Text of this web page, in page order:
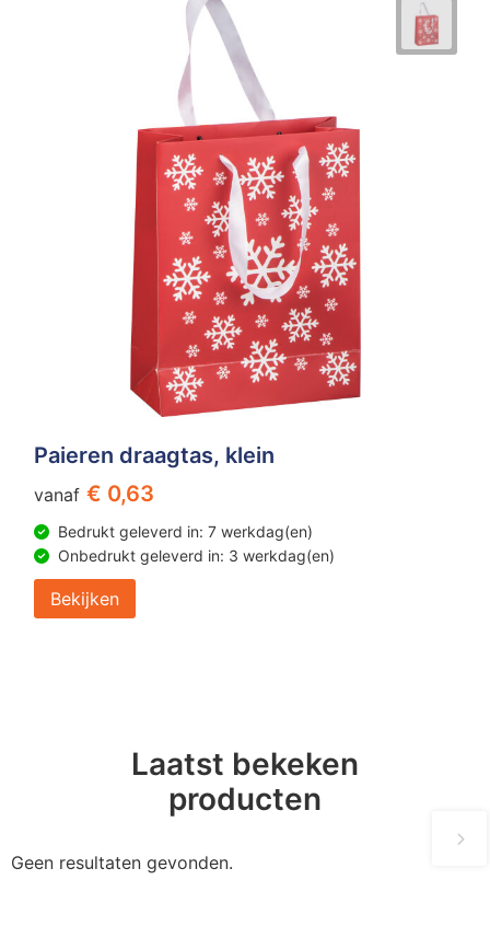
Paieren draagtas, klein
vanaf € 0,63
Bedrukt geleverd in: 7 werkdag(en)
Onbedrukt geleverd in: 3 werkdag(en)
Bekijken
Laatst bekeken
producten
Geen resultaten gevonden.